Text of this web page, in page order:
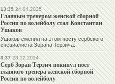
13:3524.04.2025
Главным тренером женской сборной
России по волейболу стал Константин
Ушаков
Ушаков сменил на этом посту сербского
специалиста Зорана Терзича.
8:3728.12.2024
Серб Зоран Терзич покинул пост
главного тренера женской сборной
России по волейболу